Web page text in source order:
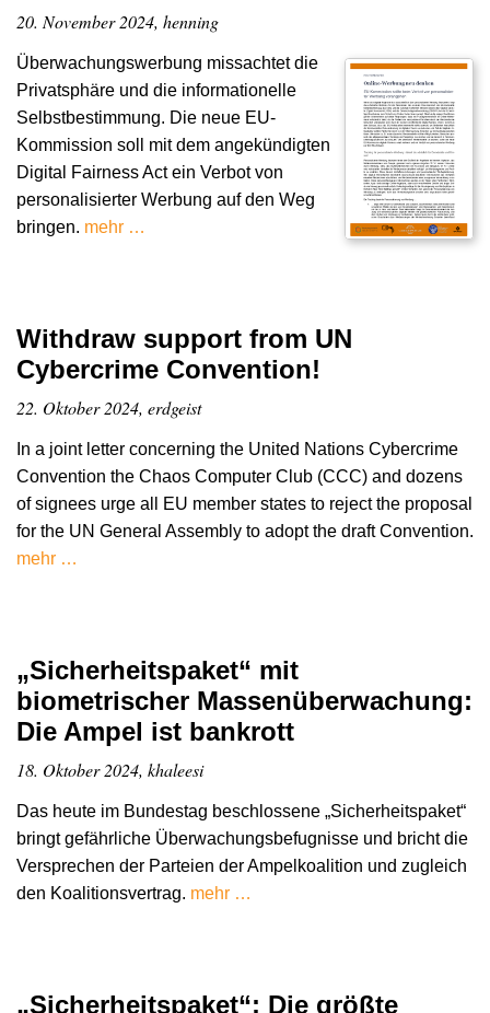
20. November 2024, henning
Überwachungswerbung missachtet die
Privatsphäre und die informationelle
Selbstbestimmung. Die neue EU-
Kommission soll mit dem angekündigten
Digital Fairness Act ein Verbot von
personalisierter Werbung auf den Weg
bringen. mehr …
Withdraw support from UN
Cybercrime Convention!
22. Oktober 2024, erdgeist
In a joint letter concerning the United Nations Cybercrime
Convention the Chaos Computer Club (CCC) and dozens
of signees urge all EU member states to reject the proposal
for the UN General Assembly to adopt the draft Convention.
mehr …
„Sicherheitspaket“ mit
biometrischer Massenüberwachung:
Die Ampel ist bankrott
18. Oktober 2024, khaleesi
Das heute im Bundestag beschlossene „Sicherheitspaket“
bringt gefährliche Überwachungsbefugnisse und bricht die
Versprechen der Parteien der Ampelkoalition und zugleich
den Koalitionsvertrag. mehr …
„Sicherheitspaket“: Die größte